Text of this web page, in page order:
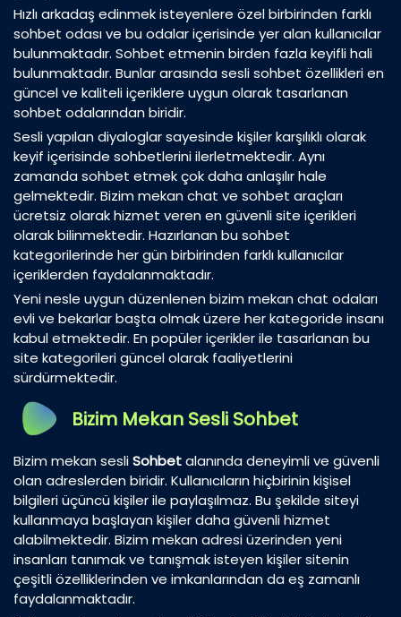
Hızlı arkadaş edinmek isteyenlere özel birbirinden farklı
sohbet odası ve bu odalar içerisinde yer alan kullanıcılar
bulunmaktadır. Sohbet etmenin birden fazla keyifli hali
bulunmaktadır. Bunlar arasında sesli sohbet özellikleri en
güncel ve kaliteli içeriklere uygun olarak tasarlanan
sohbet odalarından biridir.
Sesli yapılan diyaloglar sayesinde kişiler karşılıklı olarak
keyif içerisinde sohbetlerini ilerletmektedir. Aynı
zamanda sohbet etmek çok daha anlaşılır hale
gelmektedir. Bizim mekan chat ve sohbet araçları
ücretsiz olarak hizmet veren en güvenli site içerikleri
olarak bilinmektedir. Hazırlanan bu sohbet
kategorilerinde her gün birbirinden farklı kullanıcılar
içeriklerden faydalanmaktadır.
Yeni nesle uygun düzenlenen bizim mekan chat odaları
evli ve bekarlar başta olmak üzere her kategoride insanı
kabul etmektedir. En popüler içerikler ile tasarlanan bu
site kategorileri güncel olarak faaliyetlerini
sürdürmektedir.
Bizim Mekan Sesli Sohbet
Bizim mekan sesliSohbetalanında deneyimli ve güvenli
olan adreslerden biridir. Kullanıcıların hiçbirinin kişisel
bilgileri üçüncü kişiler ile paylaşılmaz. Bu şekilde siteyi
kullanmaya başlayan kişiler daha güvenli hizmet
alabilmektedir. Bizim mekan adresi üzerinden yeni
insanları tanımak ve tanışmak isteyen kişiler sitenin
çeşitli özelliklerinden ve imkanlarından da eş zamanlı
faydalanmaktadır.